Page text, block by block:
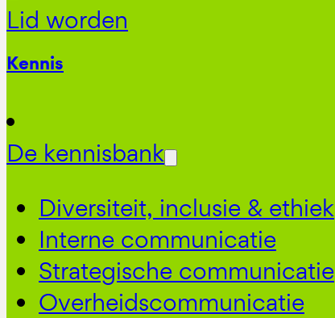
Lid worden
Kennis
De kennisbank
Diversiteit, inclusie & ethiek
Interne communicatie
Strategische communicatie
Overheidscommunicatie